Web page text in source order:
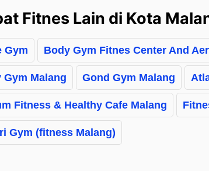
Fitnes Lain di Kota
Gym Body Gym Fitnes Center And
Gym Malang Gond Gym Malang
Fitness & Healthy Cafe Malang
Gym (fitness Malang)